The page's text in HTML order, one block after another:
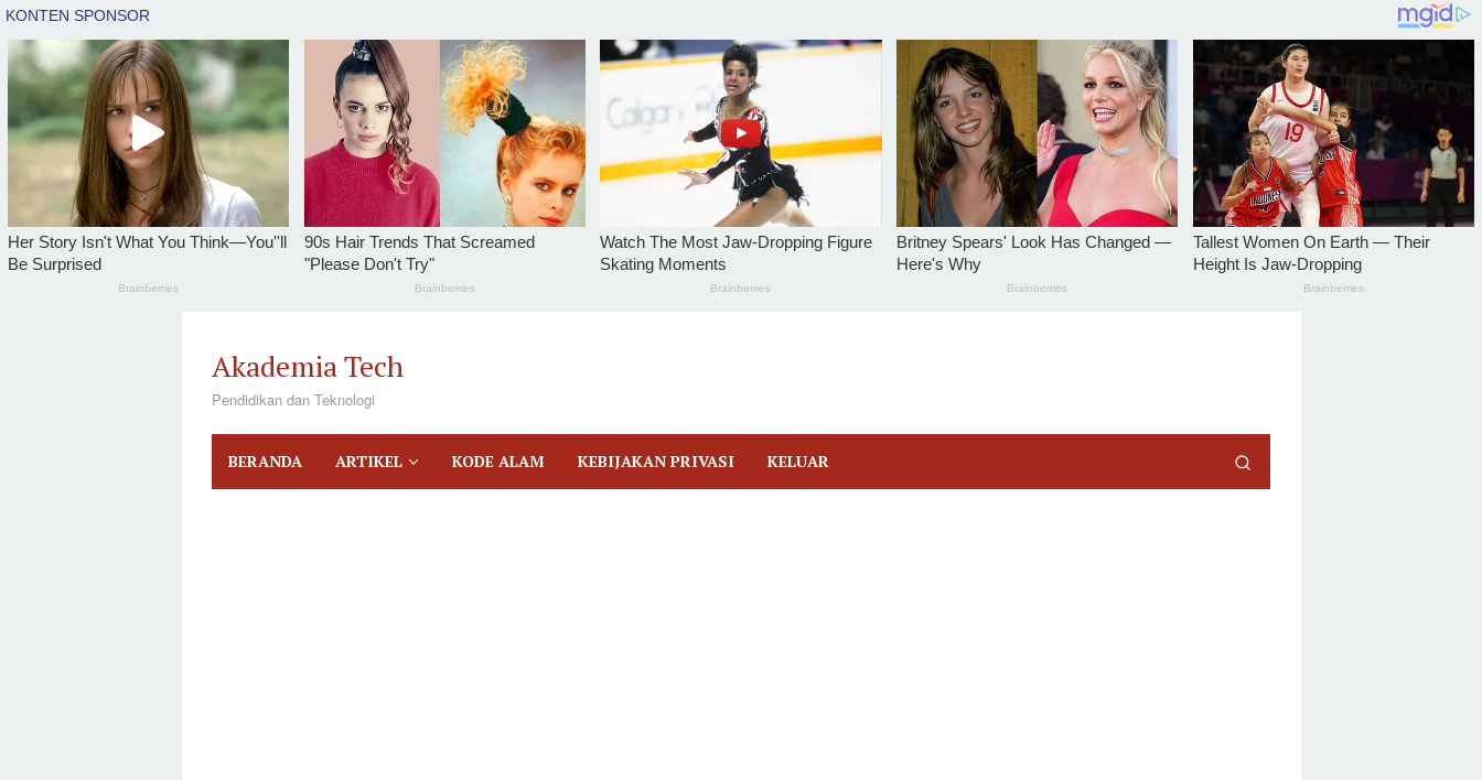
konten
Akademia Tech
Pendidikan dan Teknologi
BERANDA ARTIKEL KODE ALAM KEBIJAKAN PRIVASI KELUAR
tutup tutup